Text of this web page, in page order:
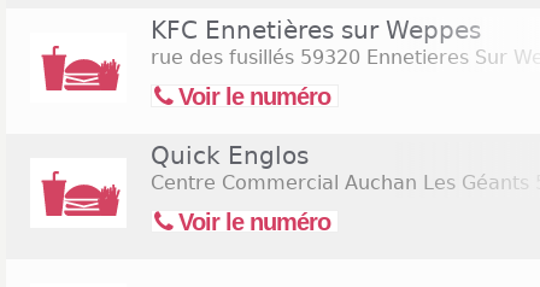
KFC Ennetières sur Weppes
rue des fusillés 59320 Ennetieres Sur
Voir le numéro
Quick Englos
Centre Commercial Auchan Les Géants
Voir le numéro